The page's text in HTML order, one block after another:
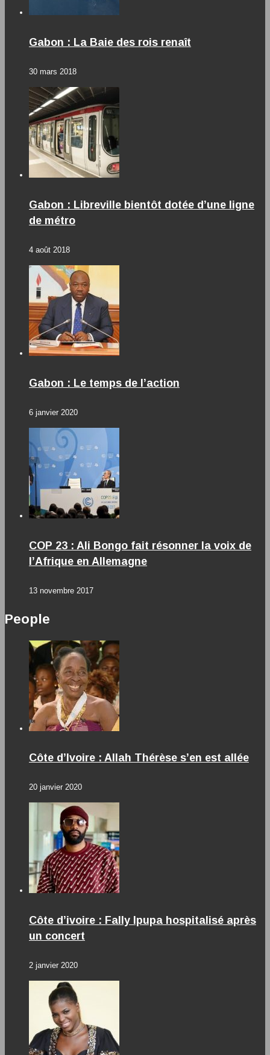
Gabon : La Baie des rois renaît
30 mars 2018
Gabon : Libreville bientôt dotée d’une ligne
de métro
4 août 2018
Gabon : Le temps de l’action
6 janvier 2020
COP 23 : Ali Bongo fait résonner la voix de
l’Afrique en Allemagne
13 novembre 2017
People
Côte d’Ivoire : Allah Thérèse s’en est allée
20 janvier 2020
Côte d’ivoire : Fally Ipupa hospitalisé après
un concert
2 janvier 2020